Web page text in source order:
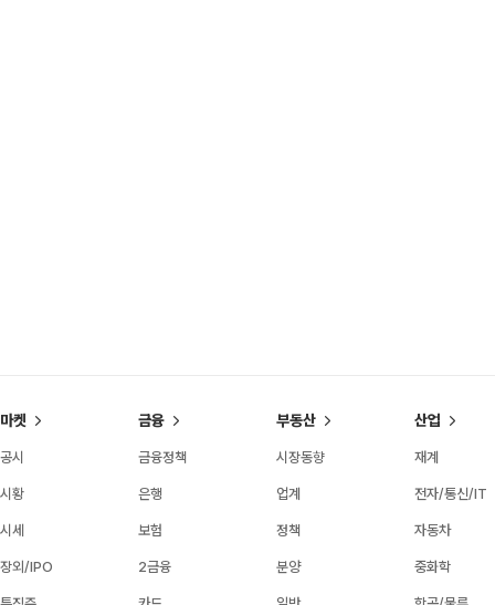
마켓
공시
시황
시세
장외/IPO
금융
금융정책
은행
보험
2금융
부동산
시장동향
업계
정책
분양
산업
재계
전자/통신/IT
자동차
중화학